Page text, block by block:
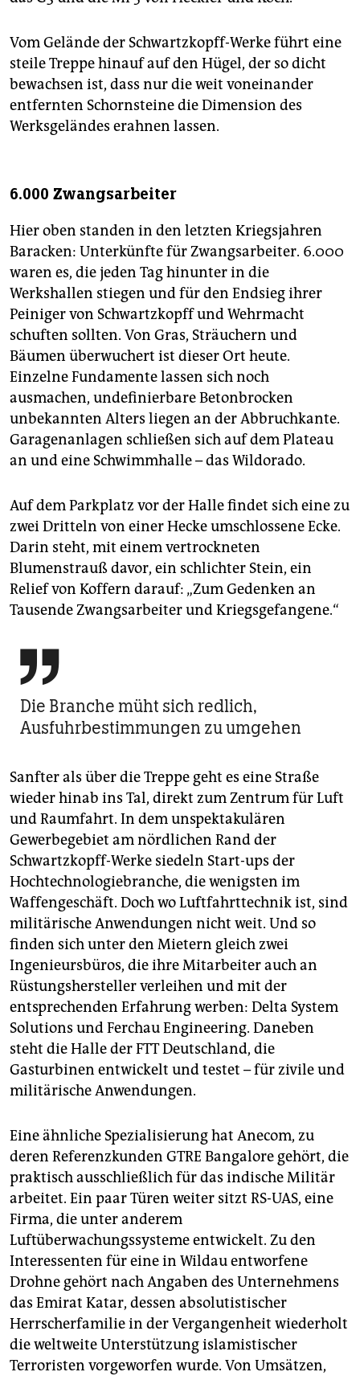
Vom Gelände der Schwartz­kopff-Werke führt eine
steile Treppe hinauf auf den Hügel, der so dicht
bewachsen ist, dass nur die weit voneinander
entfernten Schornsteine die Dimension des
Werksgeländes erahnen lassen.
6.000 Zwangsarbeiter
Hier oben standen in den letzten Kriegsjahren
Baracken: Unterkünfte für Zwangsarbeiter. 6.000
waren es, die jeden Tag hinunter in die
Werkshallen stiegen und für den Endsieg ihrer
Peiniger von Schwartzkopff und Wehrmacht
schuften sollten. Von Gras, Sträuchern und
Bäumen überwuchert ist dieser Ort heute.
Einzelne Fundamente lassen sich noch
ausmachen, undefinierbare Betonbrocken
unbekannten Alters liegen an der Abbruchkante.
Garagenanlagen schließen sich auf dem Plateau
an und eine Schwimmhalle – das Wildorado.
Auf dem Parkplatz vor der Halle findet sich eine zu
zwei Dritteln von einer Hecke umschlossene Ecke.
Darin steht, mit einem vertrockneten
Blumenstrauß davor, ein schlichter Stein, ein
Relief von Koffern darauf: „Zum Gedenken an
Tausende Zwangsarbeiter und Kriegsgefangene.“

Die Branche müht sich redlich,
Ausfuhrbestimmungen zu umgehen
Sanfter als über die Treppe geht es eine Straße
wieder hinab ins Tal, direkt zum Zen­trum für Luft
und Raumfahrt. In dem unspektakulären
Gewerbegebiet am nördlichen Rand der
Schwartzkopff-Werke siedeln Start-ups der
Hochtechnologiebranche, die wenigsten im
Waffengeschäft. Doch wo Luftfahrttechnik ist, sind
militärische Anwendungen nicht weit. Und so
finden sich unter den Mietern gleich zwei
Ingenieursbüros, die ihre Mitarbeiter auch an
Rüstungshersteller verleihen und mit der
entsprechenden Erfahrung werben: Delta System
Solutions und Ferchau Engineering. Daneben
steht die Halle der FTT Deutschland, die
Gasturbinen entwickelt und testet – für zivile und
militärische Anwendungen.
Eine ähnliche Spezialisierung hat Anecom, zu
deren Referenzkunden GTRE Bangalore gehört, die
praktisch ausschließlich für das indische Militär
arbeitet. Ein paar Türen weiter sitzt RS-UAS, eine
Firma, die unter anderem
Luftüberwachungssysteme entwickelt. Zu den
Interessenten für eine in Wildau entworfene
Drohne gehört nach Angaben des Unternehmens
das Emirat Katar, dessen absolutistischer
Herrscherfamilie in der Vergangenheit wiederholt
die weltweite Unterstützung islamistischer
Terroristen vorgeworfen wurde. Von Umsätzen,